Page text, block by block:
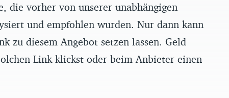
die vorher von unserer unabhängigen
und empfohlen wurden. Nur dann kann
zu diesem Angebot setzen lassen. Geld
Link klickst oder beim Anbieter einen